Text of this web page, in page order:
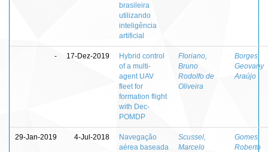
brasileira
utilizando
inteligência
artificial
- 17-Dez-2019
Hybrid control
of a multi-
agent UAV
fleet for
formation flight
with Dec-
POMDP
Floriano,
Bruno
Rodolfo de
Oliveira
Borges,
Geovany
Araújo
29-Jan-2019 4-Jul-2018
Navegação
aérea baseada
Scussel,
Marcelo
Gomes,
Roberto